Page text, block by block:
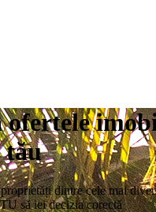
ofertele
tău
dintre cele mai
să iei decizia corectă